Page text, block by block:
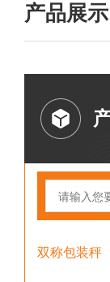
产品展示
双称包装秤